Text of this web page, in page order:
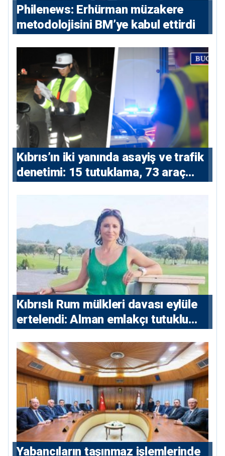
Philenews: Erhürman müzakere
metodolojisini BM’ye kabul ettirdi
Kıbrıs’ın iki yanında asayiş ve trafik
denetimi: 15 tutuklama, 73 araç
Kıbrıslı Rum mülkleri davası eylüle
ertelendi: Alman emlakçı tutuklu
Yabancıların taşınmaz işlemlerinde